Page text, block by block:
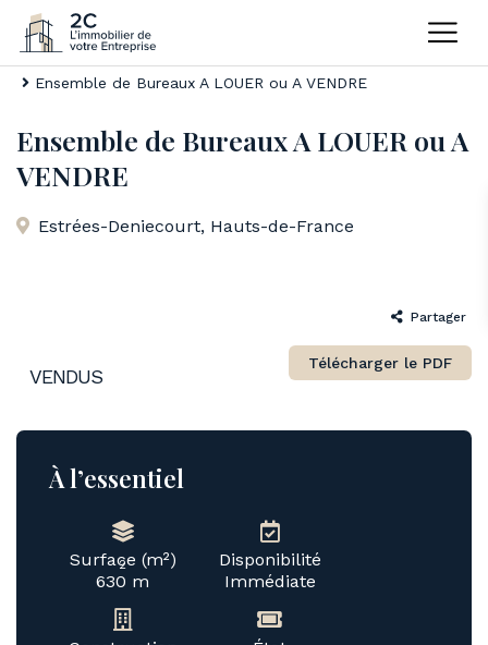
Home
Bureaux
Ensemble de Bureaux A LOUER ou A VENDRE
Ensemble de Bureaux A LOUER ou A
VENDRE
Estrées-Deniecourt, Hauts-de-France
Partager
Télécharger le PDF
VENDUS
À l’essentiel
630 m
2
Surface (m²)
Immédiate
Disponibilité